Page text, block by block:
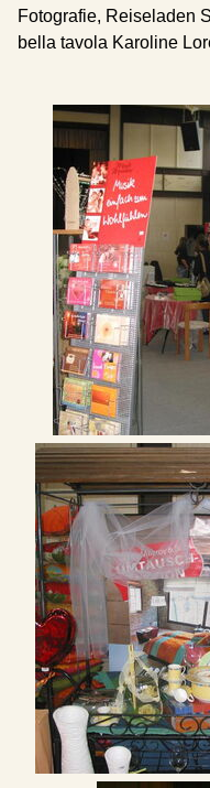
Fotografie, Reiseladen
bella tavola Karoline